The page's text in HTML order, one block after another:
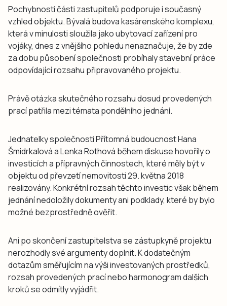
Pochybnosti části zastupitelů podporuje i současný
vzhled objektu. Bývalá budova kasárenského komplexu,
která v minulosti sloužila jako ubytovací zařízení pro
vojáky, dnes z vnějšího pohledu nenaznačuje, že by zde
za dobu působení společnosti probíhaly stavební práce
odpovídající rozsahu připravovaného projektu.
Právě otázka skutečného rozsahu dosud provedených
prací patřila mezi témata pondělního jednání.
Jednatelky společnosti Přítomná budoucnost Hana
Šmidrkalová a Lenka Rothová během diskuse hovořily o
investicích a přípravných činnostech, které měly být v
objektu od převzetí nemovitosti 29. května 2018
realizovány. Konkrétní rozsah těchto investic však během
jednání nedoložily dokumenty ani podklady, které by bylo
možné bezprostředně ověřit.
Ani po skončení zastupitelstva se zástupkyně projektu
nerozhodly své argumenty doplnit. K dodatečným
dotazům směřujícím na výši investovaných prostředků,
rozsah provedených prací nebo harmonogram dalších
kroků se odmítly vyjádřit.